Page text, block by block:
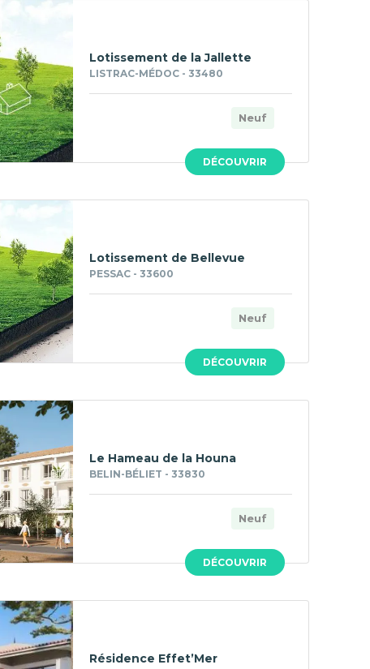
DÉCOUVRIR
Lotissement de la Jallette
LISTRAC-MÉDOC - 33480
Neuf
DÉCOUVRIR
Lotissement de Bellevue
PESSAC - 33600
Neuf
DÉCOUVRIR
Le Hameau de la Houna
BELIN-BÉLIET - 33830
Neuf
Résidence Effet’Mer